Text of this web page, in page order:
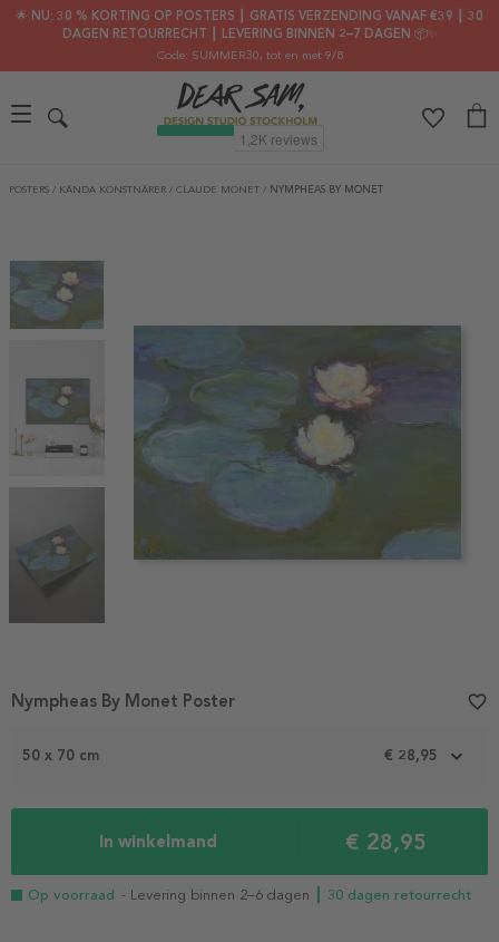
🌟 NU: 30 % KORTING OP POSTERS ┃ GRATIS VERZENDING VANAF €39 ┃ 30
DAGEN RETOURRECHT ┃ LEVERING BINNEN 2–7 DAGEN 📦✨
Code: SUMMER30, tot en met 9/8
POSTERS / KÄNDA KONSTNÄRER / CLAUDE MONET / NYMPHEAS BY MONET
Item
1
50 x 70 cm € 28,95
In winkelmand € 28,95
Op voorraad - Levering binnen 2–6 dagen ┃ 30 dagen retourrecht
Nympheas By Monet Poster favorite_border